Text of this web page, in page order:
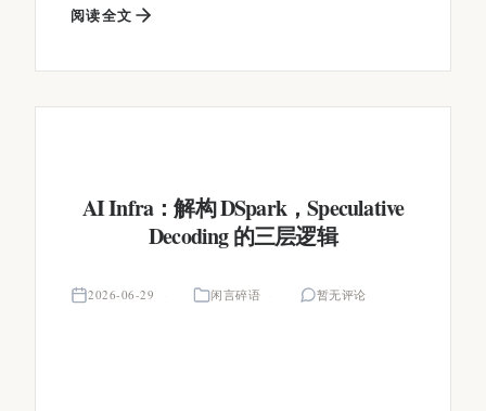
阅读全文
AI Infra：解构 DSpark，Speculative
Decoding 的三层逻辑
2026-06-29 闲言碎语 暂无评论